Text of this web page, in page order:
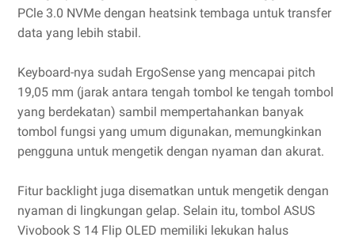
PCle 3.0 NVMe dengan heatsink tembaga untuk transfer
data yang lebih stabil.
Keyboard-nya sudah ErgoSense yang mencapai pitch
19,05 mm (jarak antara tengah tombol ke tengah tombol
yang berdekatan) sambil mempertahankan banyak
tombol fungsi yang umum digunakan, memungkinkan
pengguna untuk mengetik dengan nyaman dan akurat.
Fitur backlight juga disematkan untuk mengetik dengan
nyaman di lingkungan gelap. Selain itu, tombol ASUS
Vivobook S 14 Flip OLED memiliki lekukan halus